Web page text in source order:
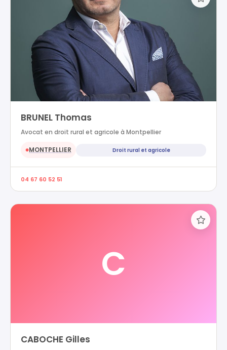
BRUNEL Thomas
Avocat en droit rural et agricole à Montpellier
●MONTPELLIER Droit rural et agricole
04 67 60 52 51
C
CABOCHE Gilles